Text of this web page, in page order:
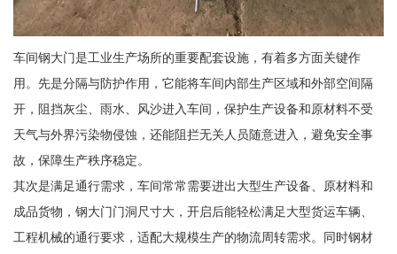
车间钢大门是工业生产场所的重要配套设施，有着多方面关键作
用。先是分隔与防护作用，它能将车间内部生产区域和外部空间隔
开，阻挡灰尘、雨水、风沙进入车间，保护生产设备和原材料不受
天气与外界污染物侵蚀，还能阻拦无关人员随意进入，避免安全事
故，保障生产秩序稳定。
其次是满足通行需求，车间常常需要进出大型生产设备、原材料和
成品货物，钢大门门洞尺寸大，开启后能轻松满足大型货运车辆、
工程机械的通行要求，适配大规模生产的物流周转需求。同时钢材